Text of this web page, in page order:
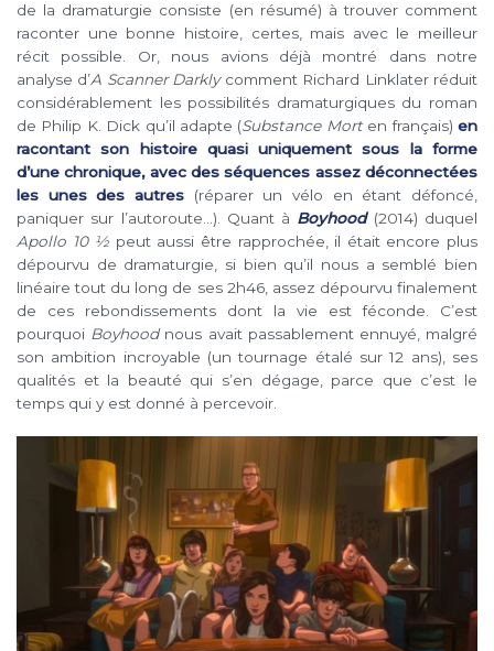
de la dramaturgie consiste (en résumé) à trouver comment
raconter une bonne histoire, certes, mais avec le meilleur
récit possible. Or, nous avions déjà montré dans notre
analyse d’A Scanner Darkly comment Richard Linklater réduit
considérablement les possibilités dramaturgiques du roman
de Philip K. Dick qu’il adapte (Substance Mort en français)en
racontant son histoire quasi uniquement sous la forme
d’une chronique, avec des séquences assez déconnectées
les unes des autres (réparer un vélo en étant défoncé,
paniquer sur l’autoroute…). Quant à Boyhood (2014) duquel
Apollo 10 ½ peut aussi être rapprochée, il était encore plus
dépourvu de dramaturgie, si bien qu’il nous a semblé bien
linéaire tout du long de ses 2h46, assez dépourvu finalement
de ces rebondissements dont la vie est féconde. C’est
pourquoi Boyhood nous avait passablement ennuyé, malgré
son ambition incroyable (un tournage étalé sur 12 ans), ses
qualités et la beauté qui s’en dégage, parce que c’est le
temps qui y est donné à percevoir.